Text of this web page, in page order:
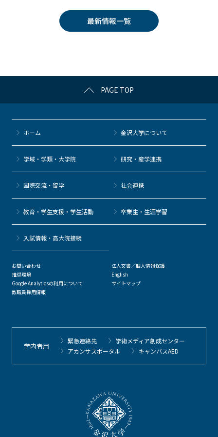
k
erk
et
n
a
最新情報一覧
PAGE TOP
ホーム 金沢大学について
学域・学類・大学院 研究・産学連携
国際交流・留学 社会連携
教育・学生支援・学生活動 卒業生・生涯学習
⼊試情報・高大院接続
お問い合わせ
推奨環境
Google Analyticsの利用について
教職員採用情報
法人文書／個人情報保護
English
サイトマップ
学内者用
緊急連絡先
学術メディア創成センター
アカンサスポータル
キャンパスAED